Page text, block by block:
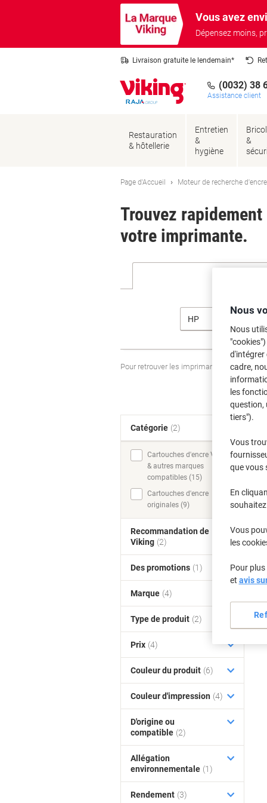
Vous avez
Dépensez moins,
Livraison gratuite le lendemain*
(0032) 38
Assistance client
Restauration
& hôtellerie
Entretien
&
hygiène
&
Page d'Accueil Moteur de recherche
Trouvez
votre imprimante.
HP
Pour retrouver les imprimantes listées et/
Catégorie (2)
Cartouches d'encre Viking
& autres marques
compatibles (15)
Cartouches d'encre
originales (9)
Recommandation de
Viking (2)
Des promotions (1)
Marque (4)
Type de produit (2)
Prix (4)
Couleur du produit (6)
Couleur d'impression (4)
D'origine ou
compatible (2)
Allégation
environnementale (1)
Rendement (3)
Nous
Nous
d'intégrer
cadre,
les
question,
tiers").
Vous
que vous
En
Vous
les
Pour
et avis